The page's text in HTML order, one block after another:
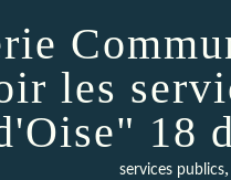
les
18
services publics,